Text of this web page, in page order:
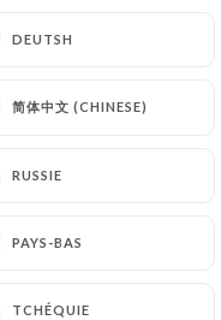
DEUTSH
简体中文 (CHINESE)
RUSSIE
PAYS-BAS
TCHÉQUIE
DEUTSH
简体中文 (CHINESE)
RUSSIE
PAYS-BAS
TCHÉQUIE